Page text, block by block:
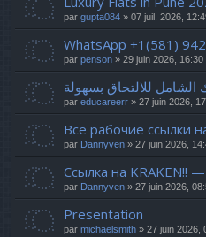
par gupta084 » 07 juil. 2026,
WhatsApp +1(581)
par penson » 29 juin 2026, 16:30
للالتحاق بسهولة
par educareerr » 27 juin 2026,
Все рабочие ссылки
par Dannyven » 27 juin 2026,
Ссылка на KRAKEN!!
par Dannyven » 27 juin 2026,
Presentation
par michaelsmith » 27 juin 2026,